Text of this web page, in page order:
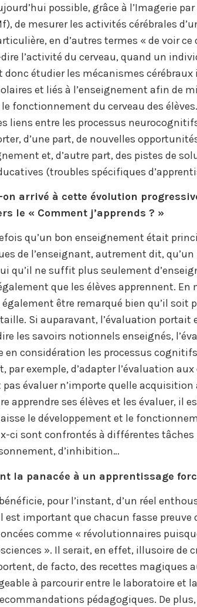
possible, grâce à l’Imagerie
de mesurer les activités cérébrales
en d’autres termes « de voir ce
l’activité du cerveau, quand un
donc étudier les mécanismes
et liés à l’enseignement afin de
fonctionnement du cerveau des
liens entre les processus
d’une part, de nouvelles
et, d’autre part, des pistes de
(troubles spécifiques
arrivé à cette évolution
le « Comment j’apprends ? »
qu’un bon enseignement était
de l’enseignant, autrement dit,
qu’il ne suffit plus seulement
que les élèves apprennent. En
être remarqué bien qu’il soit
Si auparavant, l’évaluation portait
les savoirs notionnels enseignés,
en considération les processus
par exemple, d’adapter l’évaluation
pas évaluer n’importe quelle acquisition
apprendre ses élèves et les évaluer, il
le développement et le
ci sont confrontés à différentes
d’inhibition…
la panacée à un apprentissage
pour l’instant, d’un réel
est important que chacun fasse preuve
comme « révolutionnaires
». Il serait, en effet, illusoire de
de facto, des recettes magiques
à parcourir entre le laboratoire et
pédagogiques. De plus,